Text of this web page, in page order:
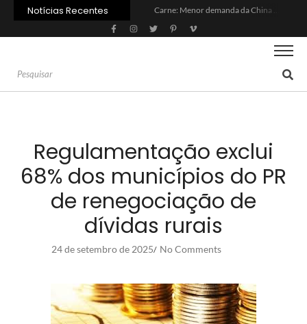
Notícias Recentes
Inadimplência no crédito rural deve seguir elevada até 2027
Lula sanciona MP do Frete e agro teme alta dos custos logísticos
Brasil tem 2º maior juro real do mundo
Regulamentação exclui
68% dos municípios do PR
de renegociação de
dívidas rurais
24 de setembro de 2025/ No Comments